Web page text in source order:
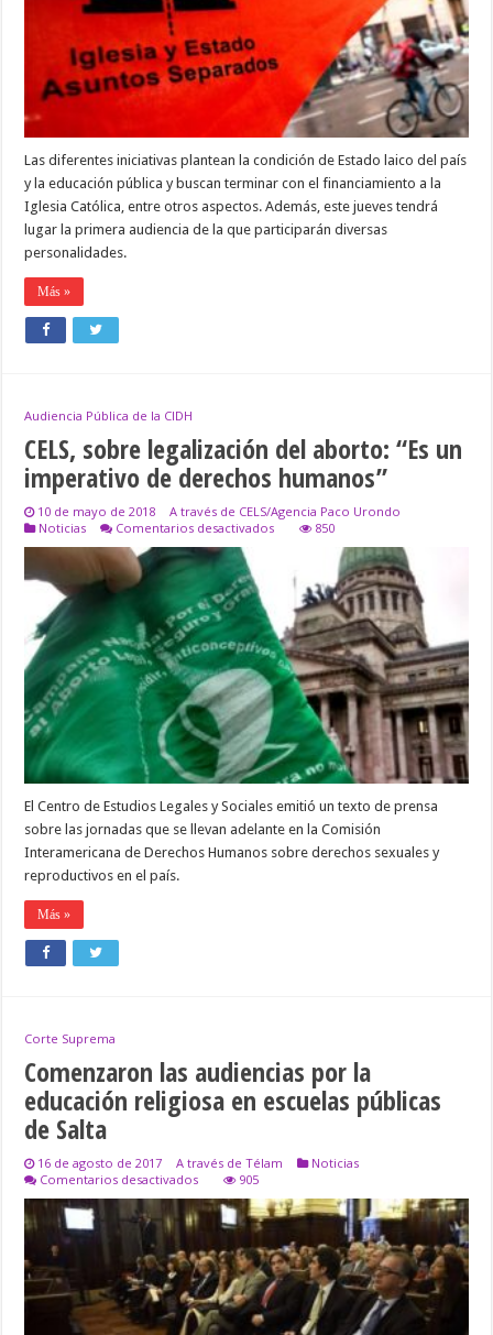
Las diferentes iniciativas plantean la condición de Estado laico del país
y la educación pública y buscan terminar con el financiamiento a la
Iglesia Católica, entre otros aspectos. Además, este jueves tendrá
lugar la primera audiencia de la que participarán diversas
personalidades.
Más »
Audiencia Pública de la CIDH
CELS, sobre legalización del aborto: “Es un
imperativo de derechos humanos”
10 de mayo de 2018
A través de CELS/Agencia Paco Urondo
Noticias
Comentarios desactivadosen
legalización
aborto:
“Es
un
imperativo
de
derechos
humanos”
850
El Centro de Estudios Legales y Sociales emitió un texto de prensa
sobre las jornadas que se llevan adelante en la Comisión
Interamericana de Derechos Humanos sobre derechos sexuales y
reproductivos en el país.
Más »
Corte Suprema
Comenzaron las audiencias por la
educación religiosa en escuelas públicas
de Salta
16 de agosto de 2017 A través de Télam
Noticias
Comentarios desactivadosen
las
audiencias
la
educación
religiosa
en
escuelas
905